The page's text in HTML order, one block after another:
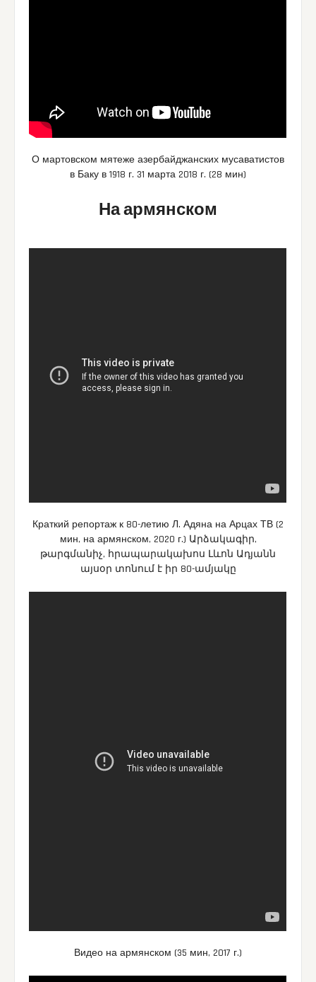
О мартовском мятеже азербайджанских мусаватистов
в Баку в 1918 г. 31 марта 2018 г. (28 мин)
На армянском
Краткий репортаж к 80-летию Л. Адяна на Арцах ТВ (2
мин, на армянском, 2020 г.) Արձակագիր,
թարգմանիչ, հրապարակախոս Լևոն Ադյանն
այսօր տոնում է իր 80-ամյակը
Видео на армянском (35 мин, 2017 г.)